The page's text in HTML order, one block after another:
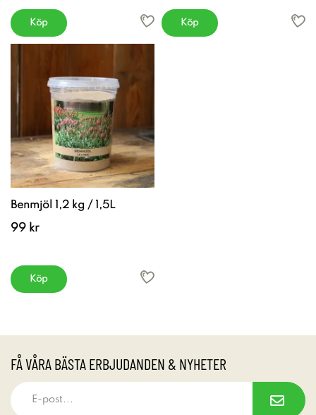
Köp Köp
Benmjöl 1,2 kg / 1,5L
99 kr
Köp
FÅ VÅRA BÄSTA ERBJUDANDEN & NYHETER